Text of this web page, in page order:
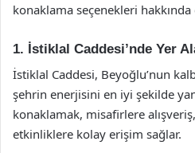
konaklama seçenekleri hakkında
1. İstiklal Caddesi’nde Yer
İstiklal Caddesi, Beyoğlu’nun
şehrin enerjisini en iyi şekilde
konaklamak, misafirlere
etkinliklere kolay erişim sağlar.